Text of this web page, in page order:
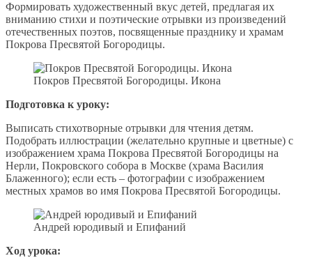
Формировать художественный вкус детей, предлагая их
вниманию стихи и поэтические отрывки из произведений
отечественных поэтов, посвященные празднику и храмам
Покрова Пресвятой Богородицы.
Покров Пресвятой Богородицы. Икона
Подготовка к уроку:
Выписать стихотворные отрывки для чтения детям.
Подобрать иллюстрации (желательно крупные и цветные) с
изображением храма Покрова Пресвятой Богородицы на
Нерли, Покровского собора в Москве (храма Василия
Блаженного); если есть – фотографии с изображением
местных храмов во имя Покрова Пресвятой Богородицы.
Андрей юродивый и Епифаний
Ход урока: